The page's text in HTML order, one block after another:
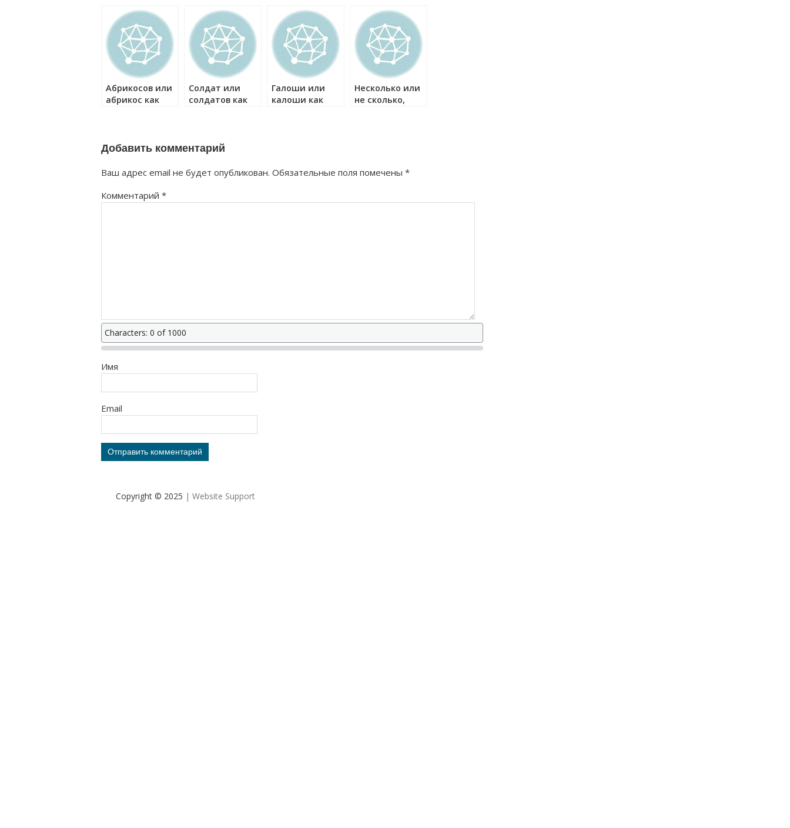
Абрикосов или
абрикос как
Солдат или
солдатов как
Галоши или
калоши как
Несколько или
не сколько,
Добавить комментарий
Ваш адрес email не будет опубликован. Обязательные поля помечены *
Комментарий *
Characters: 0 of 1000
Имя
Email
Copyright © 2025 | Website Support